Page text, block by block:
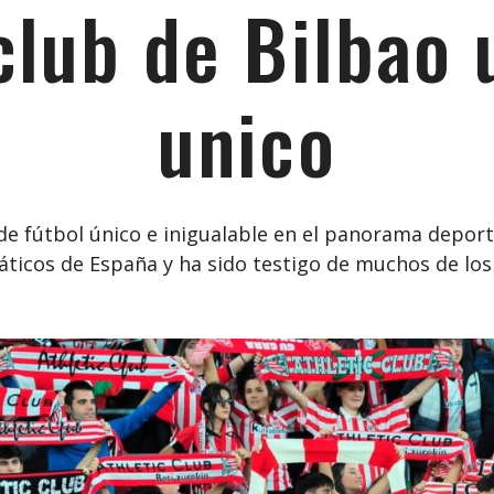
de Bilbao
unico
fútbol único e inigualable en el panorama
de España y ha sido testigo de muchos de